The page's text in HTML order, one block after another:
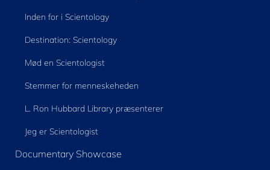
Inden for i Scientology
Destination: Scientology
Mød en Scientologist
Stemmer for menneskeheden
L. Ron Hubbard Library præsenterer
Jeg er Scientologist
Documentary Showcase